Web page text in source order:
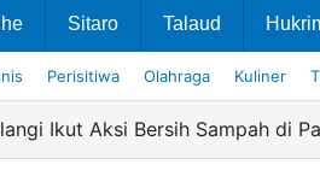
Sitaro Talaud
Perisitiwa Olahraga Kuliner
Ikut Aksi Bersih Sampah di